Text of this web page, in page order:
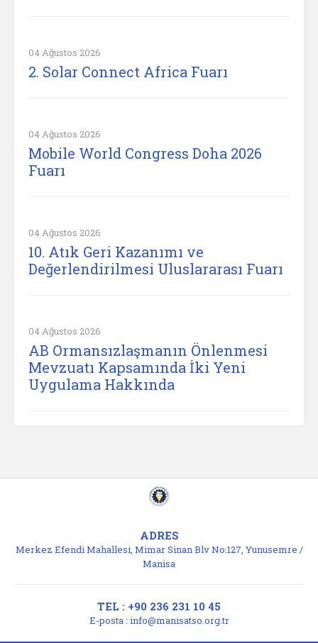
04 Ağustos 2026
2. Solar Connect Africa Fuarı
04 Ağustos 2026
Mobile World Congress Doha 2026
Fuarı
04 Ağustos 2026
10. Atık Geri Kazanımı ve
Değerlendirilmesi Uluslararası Fuarı
04 Ağustos 2026
AB Ormansızlaşmanın Önlenmesi
Mevzuatı Kapsamında İki Yeni
Uygulama Hakkında
ADRES
Merkez Efendi Mahallesi, Mimar Sinan Blv No:127, Yunusemre /
Manisa
TEL : +90 236 231 10 45
E-posta : info@manisatso.org.tr